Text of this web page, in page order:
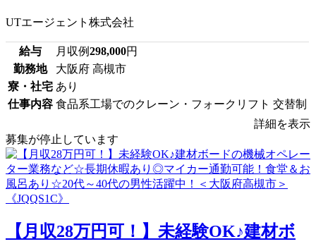
UTエージェント株式会社
給与 月収例298,000円
勤務地
大阪府 高槻市
寮・社宅 あり
仕事内容 食品系工場でのクレーン・フォークリフト 交替制
詳細を表示
募集が停止しています
【月収28万円可！】未経験OK♪建材ボ